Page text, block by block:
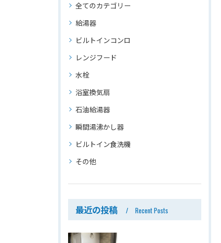
全てのカテゴリー
給湯器
ビルトインコンロ
レンジフード
水栓
浴室換気扇
石油給湯器
瞬間湯沸かし器
ビルトイン食洗機
その他
最近の投稿 Recent Posts